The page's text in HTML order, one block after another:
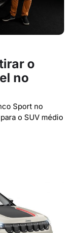
o
no
Sport no
o SUV médio